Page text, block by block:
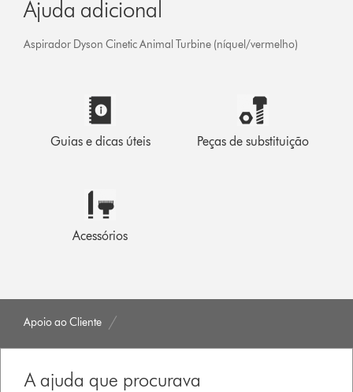
Ajuda adicional
Aspirador Dyson Cinetic Animal Turbine (níquel/vermelho)
Guias e dicas úteis Peças de substituição
Acessórios
Apoio ao Cliente
A ajuda que procurava